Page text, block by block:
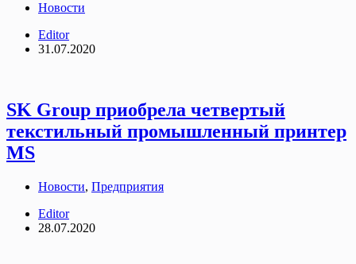
Новости
Editor
31.07.2020
SK Group приобрела четвертый
текстильный промышленный принтер
MS
Новости, Предприятия
Editor
28.07.2020